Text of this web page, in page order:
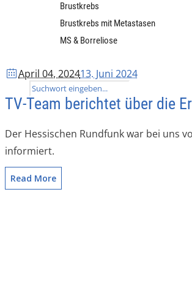
Brustkrebs
Brustkrebs mit Metastasen
MS & Borreliose
Kontakt
April 04, 202413. Juni 2024
TV-Team berichtet über die
Der Hessischen Rundfunk war bei uns
informiert.
Read More